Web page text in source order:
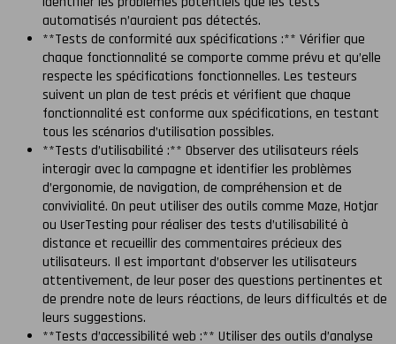
automatisés n’auraient pas détectés.
**Tests de conformité aux spécifications :** Vérifier que
chaque fonctionnalité se comporte comme prévu et qu’elle
respecte les spécifications fonctionnelles. Les testeurs
suivent un plan de test précis et vérifient que chaque
fonctionnalité est conforme aux spécifications, en testant
tous les scénarios d’utilisation possibles.
**Tests d’utilisabilité :** Observer des utilisateurs réels
interagir avec la campagne et identifier les problèmes
d’ergonomie, de navigation, de compréhension et de
convivialité. On peut utiliser des outils comme Maze, Hotjar
ou UserTesting pour réaliser des tests d’utilisabilité à
distance et recueillir des commentaires précieux des
utilisateurs. Il est important d’observer les utilisateurs
attentivement, de leur poser des questions pertinentes et
de prendre note de leurs réactions, de leurs difficultés et de
leurs suggestions.
**Tests d’accessibilité web :** Utiliser des outils d’analyse